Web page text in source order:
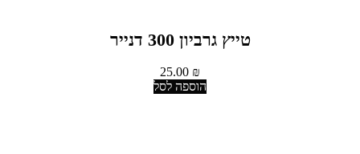
טייץ גרביון 300 דנייר
25.00 ₪
הוספה לסל